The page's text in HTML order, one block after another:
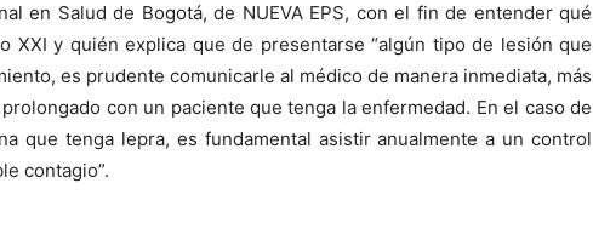
en Salud de Bogotá, de NUEVA EPS, con el fin de entender qué
XXI y quién explica que de presentarse “algún tipo de lesión que
es prudente comunicarle al médico de manera inmediata, más
con un paciente que tenga la enfermedad. En el caso de
que tenga lepra, es fundamental asistir anualmente a un control
contagio”.